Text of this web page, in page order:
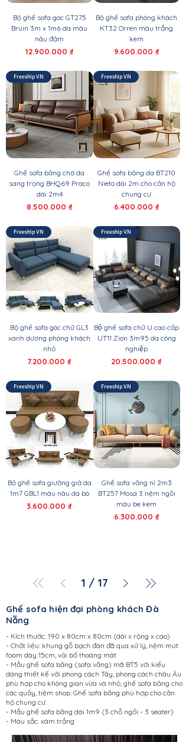
Bộ ghế sofa góc GT275
Bruin 3m x 1m6 da màu
nâu đậm
Giá
12.900.000 ₫
Bộ ghế sofa phòng khách
KT32 Orren màu trắng
kem
Giá
9.600.000 ₫
Freeship VN
Ghế sofa băng chờ da
sang trọng BHQ69 Praco
dài 2m4
Giá
8.500.000 ₫
Freeship VN
Ghế sofa băng da BT210
Nieto dài 2m cho căn hộ
chung cư
Giá
6.400.000 ₫
Freeship VN
Bộ ghế sofa góc chữ GL3
xanh dương phòng khách
nhỏ
Giá
7.200.000 ₫
Freeship VN
Bộ ghế sofa chữ U cao cấp
UT11 Zion 3m95 da công
nghiệp
Giá
20.500.000 ₫
Freeship VN
Bộ ghế sofa giường giả da
1m7 GBL1 màu nâu da bò
Giá
3.600.000 ₫
Freeship VN
Ghế sofa văng nỉ 2m3
BT257 Mosa 3 nệm ngồi
màu be kem
Giá
6.300.000 ₫
1 / 17
Ghế sofa hiện đại phòng khách Đà
Nẵng
- Kích thước: 190 x 80cm x 80cm (dài x rộng x cao)
- Chất liệu: khung gỗ bạch đàn đã qua xử lý, nệm mút
foam dày 15cm, vải bố thoáng mát
- Mẫu ghế sofa băng (sofa văng) mã BT5 với kiểu
dáng thiết kế với phong cách Tây, phong cách châu Âu
phù hợp cho không gian vừa và nhỏ, ghế sofa băng cho
các quầy, tiệm shop. Ghế sofa băng phù hợp cho căn
hộ chung cư.
- Mẫu ghế sofa băng dài 1m9 (3 chỗ ngồi - 3 seater)
- Màu sắc: xám trắng